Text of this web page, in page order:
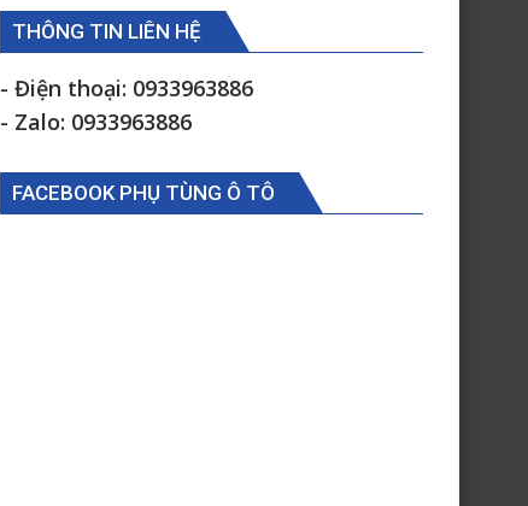
THÔNG TIN LIÊN HỆ
- Điện thoại: 0933963886
- Zalo: 0933963886
FACEBOOK PHỤ TÙNG Ô TÔ